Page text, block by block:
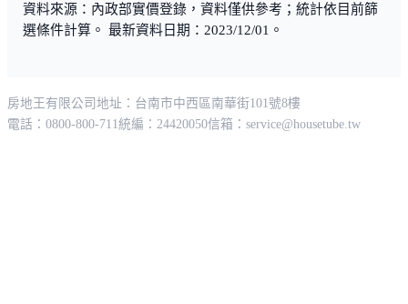
資料來源：內政部實價登錄，資料僅供參考；統計依目前篩
選條件計算。 最新資料日期：2023/12/01。
房地王有限公司 地址：台南市中西區南華街101號8樓
電話：0800-800-711統編：24420050信箱： service@housetube.tw